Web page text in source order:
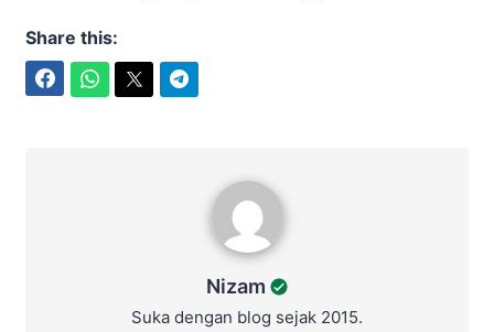
Share this:
Nizam
Suka dengan blog sejak 2015.